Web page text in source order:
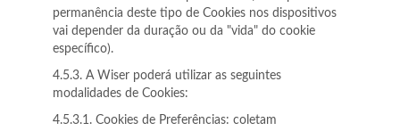
permanência deste tipo de Cookies nos dispositivos
vai depender da duração ou da "vida" do cookie
específico).
4.5.3. A Wiser poderá utilizar as seguintes
modalidades de Cookies:
4.5.3.1. Cookies de Preferências: coletam